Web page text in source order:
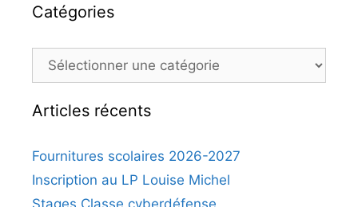
Catégories
Catégories
Articles récents
Fournitures scolaires 2026-2027
Inscription au LP Louise Michel